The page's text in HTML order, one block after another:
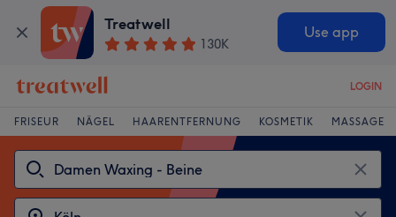
Treatwell
130K
Use app
LOGIN
FRISEUR NÄGEL HAARENTFERNUNG KOSMETIK MASSAGE